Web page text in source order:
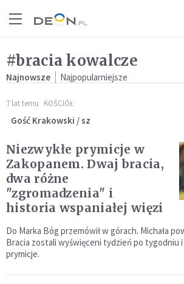
#bracia kowalcze
Najnowsze Najpopularniejsze
7 lat temu KOŚCIÓŁ
Gość Krakowski / sz
Niezwykłe prymicje w
Zakopanem. Dwaj bracia,
dwa różne
"zgromadzenia" i
historia wspaniałej więzi
Do Marka Bóg przemówił w górach. Michała
Bracia zostali wyświęceni tydzień po tygodniu
prymicje.